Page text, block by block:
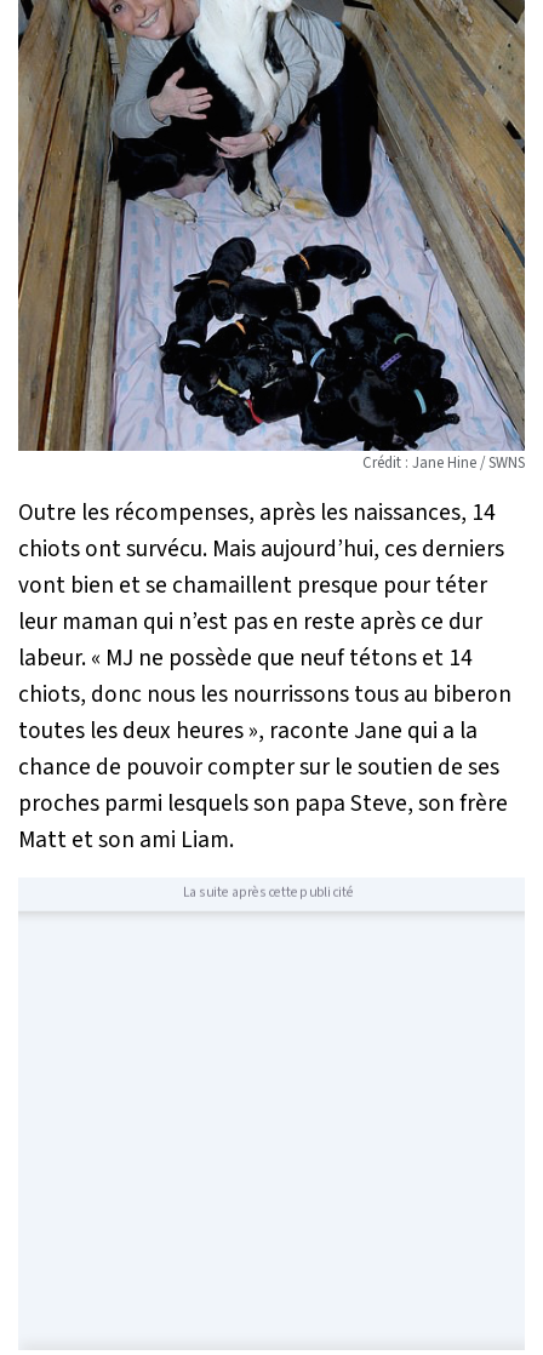
Crédit : Jane Hine / SWNS
Outre les récompenses, après les naissances, 14
chiots ont survécu. Mais aujourd’hui, ces derniers
vont bien et se chamaillent presque pour téter
leur maman qui n’est pas en reste après ce dur
labeur. « MJ ne possède que neuf tétons et 14
chiots, donc nous les nourrissons tous au biberon
toutes les deux heures», raconte Jane qui a la
chance de pouvoir compter sur le soutien de ses
proches parmi lesquels son papa Steve, son frère
Matt et son ami Liam.
La suite après cette publicité